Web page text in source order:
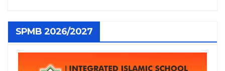
SPMB 2026/2027